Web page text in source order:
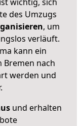
des Umzugs
, um
verläuft.
kann ein
nach
werden und
und erhalten